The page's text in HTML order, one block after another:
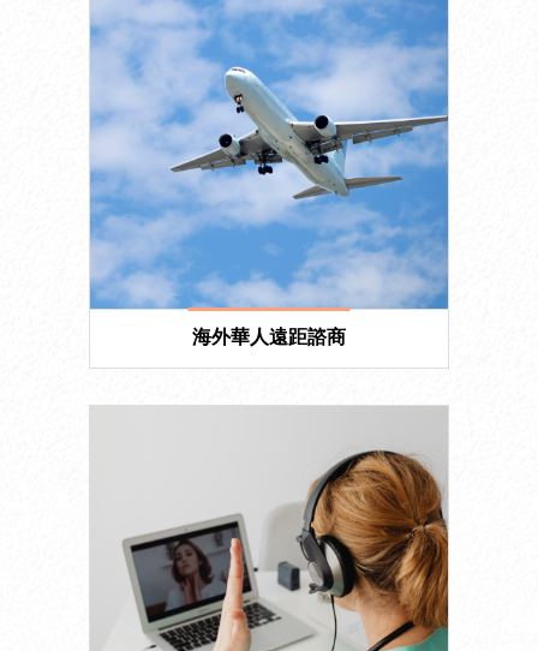
海外華人遠距諮商